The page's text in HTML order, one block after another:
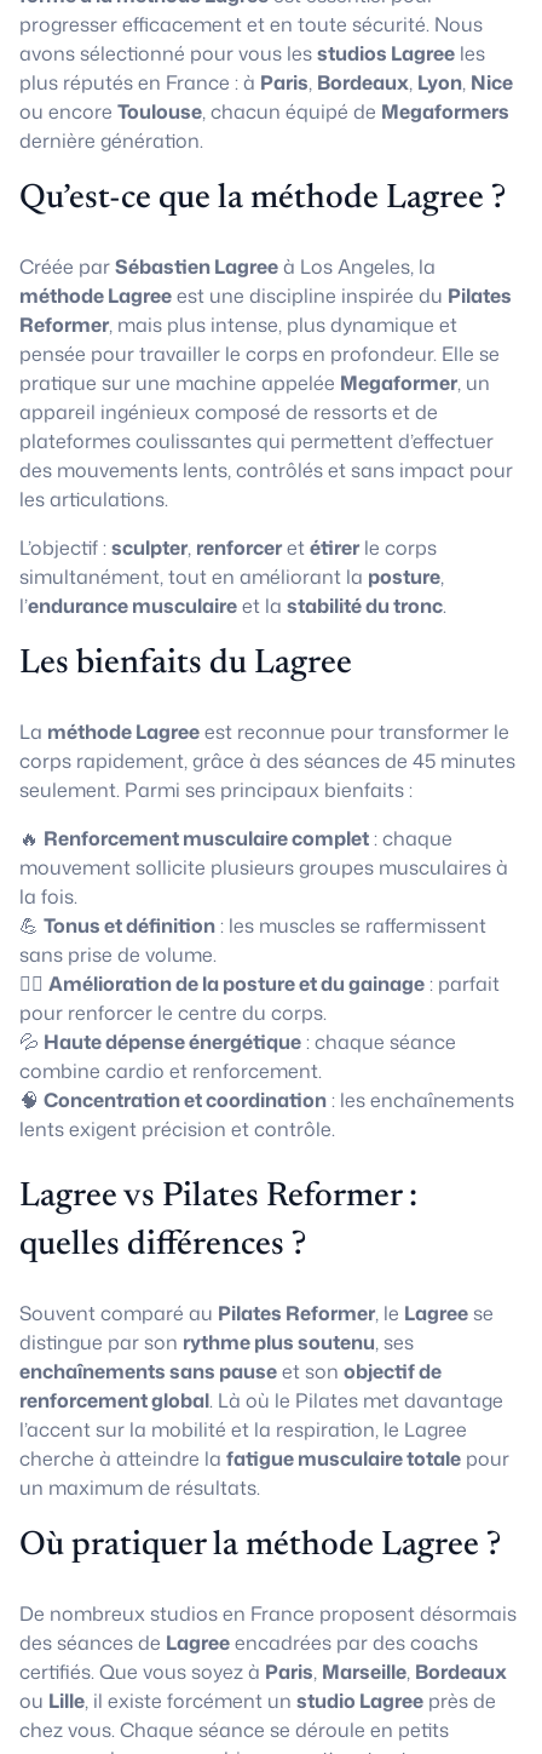
progresser efficacement et en toute sécurité. Nous
avons sélectionné pour vous lesstudios Lagree les
plus réputés en France : à Paris, Bordeaux, Lyon, Nice
ou encore Toulouse, chacun équipé de Megaformers
dernière génération.
Qu’est-ce que la méthode Lagree ?
Créée parSébastien Lagreeà Los Angeles, la
méthode Lagreeest une discipline inspirée du Pilates
Reformer, mais plus intense, plus dynamique et
pensée pour travailler le corps en profondeur. Elle se
pratique sur une machine appelée Megaformer, un
appareil ingénieux composé de ressorts et de
plateformes coulissantes qui permettent d’effectuer
des mouvements lents, contrôlés et sans impact pour
les articulations.
L’objectif :sculpter, renforceretétirerle corps
simultanément, tout en améliorant la posture,
l’endurance musculaireet la stabilité du tronc.
Les bienfaits du Lagree
La méthode Lagreeest reconnue pour transformer le
corps rapidement, grâce à des séances de 45 minutes
seulement. Parmi ses principaux bienfaits :
🔥 Renforcement musculaire complet: chaque
mouvement sollicite plusieurs groupes musculaires à
la fois.
💪 Tonus et définition: les muscles se raffermissent
sans prise de volume.
🧘‍♀️ Amélioration de la posture et du gainage: parfait
pour renforcer le centre du corps.
💦 Haute dépense énergétique: chaque séance
combine cardio et renforcement.
🧠 Concentration et coordination: les enchaînements
lents exigent précision et contrôle.
Lagree vs Pilates Reformer :
quelles différences ?
Souvent comparé au Pilates Reformer, le Lagree se
distingue par son rythme plus soutenu, ses
enchaînements sans pauseet son objectif de
renforcement global. Là où le Pilates met davantage
l’accent sur la mobilité et la respiration, le Lagree
cherche à atteindre la fatigue musculaire totale pour
un maximum de résultats.
Où pratiquer la méthode Lagree ?
De nombreux studios en France proposent désormais
des séances de Lagreeencadrées par des coachs
certifiés. Que vous soyez à Paris, Marseille, Bordeaux
ou Lille, il existe forcément un studio Lagree près de
chez vous. Chaque séance se déroule en petits